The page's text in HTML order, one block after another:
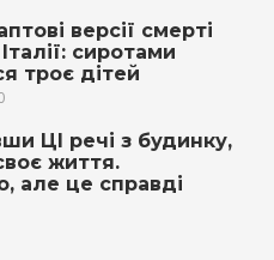
версії смерті
сиротами
троє дітей
ЦI речі з будинку,
життя.
алe це справді